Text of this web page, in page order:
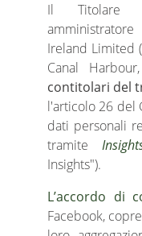
Il Titolare
Ireland Limited
Canal
contitolari del
l'articolo 26 del
dati personali
tramite
Insights").
L’accordo di
Facebook,